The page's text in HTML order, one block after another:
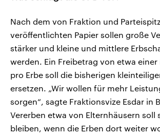
Nach dem von Fraktion und
veröffentlichten Papier sollen große
stärker und kleine und mittlere
werden. Ein Freibetrag von etwa einer
pro Erbe soll die bisherigen
ersetzen. „Wir wollen für mehr
sorgen“, sagte Fraktionsvize Esdar in
Vererben etwa ​von Elternhäusern soll
bleiben, wenn die ‌Erben dort weiter